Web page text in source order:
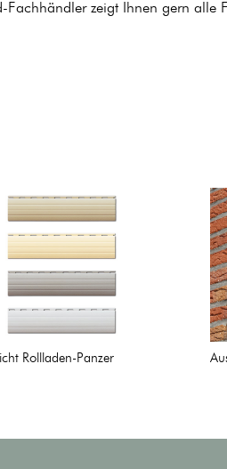
Fachhändler zeigt Ihnen gern alle
Rollladen-Panzer